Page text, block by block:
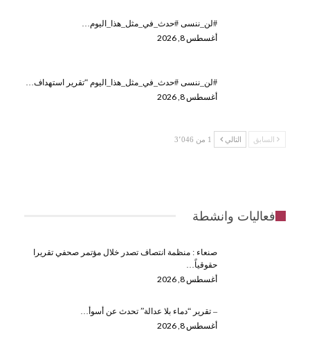
#لن_ننسى #حدث_في_مثل_هذا_اليوم…
أغسطس 8, 2026
#لن_ننسى #حدث_في_مثل_هذا_اليوم “تقرير استهداف…
أغسطس 8, 2026
السابق التالي 1 من 3٬046
فعاليات وانشطة
صنعاء : منظمة انتصاف تصدر خلال مؤتمر صحفي تقريرا
حقوقياً…
أغسطس 8, 2026
– تقرير “دماء بلا عدالة” تحدث عن أسوأ…
أغسطس 8, 2026